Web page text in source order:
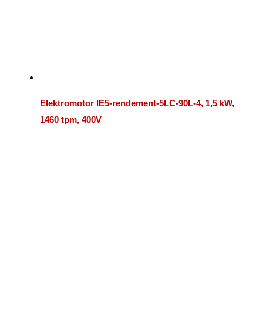
Elektromotor IE5-rendement-5LC-90L-4, 1,5 kW,
1460 tpm, 400V